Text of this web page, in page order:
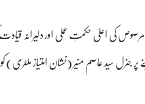
کی اعلیٰ حکمتِ عملی اور دلیرانہ
جنرل سید عاصم منیر (نشان امتیاز ملٹری)